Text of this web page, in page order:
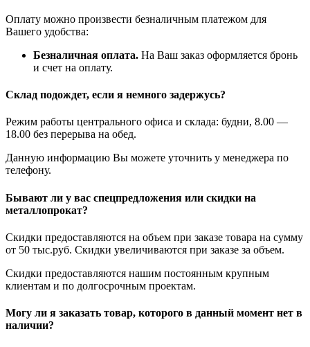
Оплату можно произвести безналичным платежом для
Вашего удобства:
Безналичная оплата. На Ваш заказ оформляется бронь
и счет на оплату.
Склад подождет, если я немного задержусь?
Режим работы центрального офиса и склада: будни, 8.00 —
18.00 без перерыва на обед.
Данную информацию Вы можете уточнить у менеджера по
телефону.
Бывают ли у вас спецпредложения или скидки на
металлопрокат?
Скидки предоставляются на объем при заказе товара на сумму
от 50 тыс.руб. Скидки увеличиваются при заказе за объем.
Скидки предоставляются нашим постоянным крупным
клиентам и по долгосрочным проектам.
Могу ли я заказать товар, которого в данный момент нет в
наличии?